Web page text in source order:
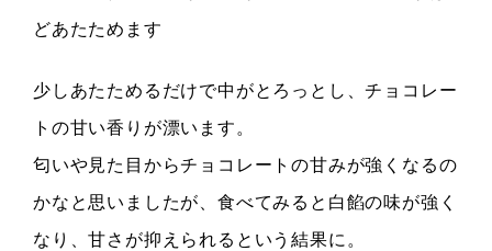
どあたためます
少しあたためるだけで中がとろっとし、チョコレー
トの甘い香りが漂います。
匂いや見た目からチョコレートの甘みが強くなるの
かなと思いましたが、食べてみると白餡の味が強く
なり、甘さが抑えられるという結果に。